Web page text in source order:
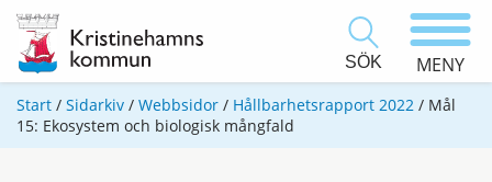
SÖK MENY
Start / Sidarkiv / Webbsidor / Hållbarhetsrapport 2022 / Mål
15: Ekosystem och biologisk mångfald